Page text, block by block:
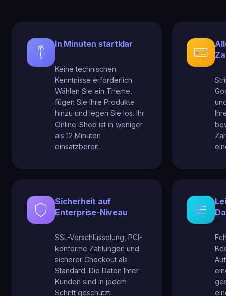
In Minuten startklar
Keine technischen
Kenntnisse erforderlich.
Wählen Sie ein Theme,
fügen Sie Ihre Produkte
hinzu und legen Sie los. Ihr
Online-Shop ist in weniger
als 12 Minuten
einsatzbereit.
Sicherheit auf
Enterprise-Niveau
SSL-Verschlüsselung, PCI-
konforme Zahlungen und
sicherer Checkout als
Standard. Die Daten Ihrer
Kunden sind in jedem
Schritt geschützt.